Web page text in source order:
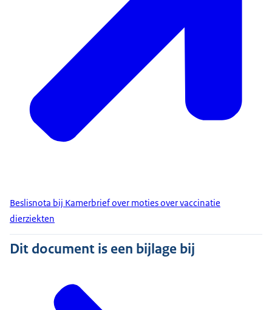
Beslisnota bij Kamerbrief over moties over vaccinatie
dierziekten
Dit document is een bijlage bij